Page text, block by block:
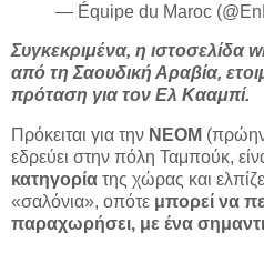
— Équipe du Maroc
Συγκεκριμένα, η ιστοσελίδα
από τη Σαουδική Αραβία,
πρόταση για τον Ελ Κααμπί.
Πρόκειται για την ΝΕΟΜ
εδρεύει στην πόλη Ταμπούκ,
κατηγορία της χώρας και
«σαλόνια», οπότε μπορεί να
παραχωρήσει, με ένα